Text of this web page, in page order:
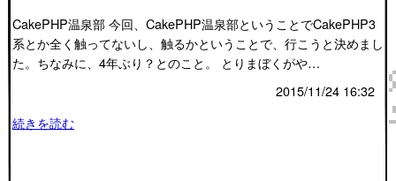
CakePHP温泉部 今回、CakePHP温泉部ということでCakePHP3
系とか全く触ってないし、触るかということで、行こうと決めまし
た。ちなみに、4年ぶり？とのこと。 とりまぼくがや…
2015/11/24 16:32
続きを読む